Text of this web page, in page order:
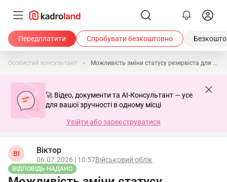
Передплатити Спробувати безкоштовно
Особистий консультант Можливість зміни статусу резервіста для цінного працівника
🚀 Відео, документи та AI-Консультант — усе
для вашої зручності в одному місці
Увійти або зареєструватися
ВІ Віктор
06.07.2026 | 10:57Військовий облік
ВІДПОВІДЬ НАДАНО